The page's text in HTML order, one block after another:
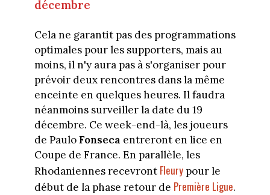
décembre
Cela ne garantit pas des programmations
optimales pour les supporters, mais au
moins, il n'y aura pas à s'organiser pour
prévoir deux rencontres dans la même
enceinte en quelques heures. Il faudra
néanmoins surveiller la date du 19
décembre. Ce week-end-là, les joueurs
de PauloFonseca entreront en lice en
Coupe de France. En parallèle, les
Rhodaniennes recevront Fleurypour le
début de la phase retour de Première Ligue.